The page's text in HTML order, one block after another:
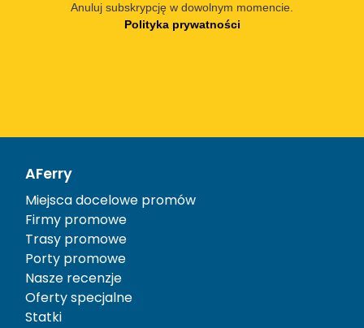
Anuluj subskrypcję w dowolnym momencie.
Polityka prywatności
AFerry
Miejsca docelowe promów
Firmy promowe
Trasy promowe
Porty promowe
Nasze recenzje
Oferty specjalne
Statki